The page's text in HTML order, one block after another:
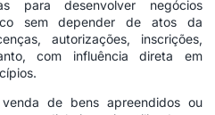
para desenvolver negócios
sem depender de atos da
autorizações, inscrições,
com influência direta em
de bens apreendidos ou